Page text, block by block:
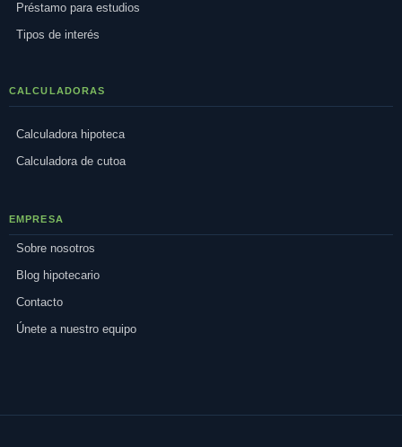
Préstamo para estudios
Tipos de interés
CALCULADORAS
Calculadora hipoteca
Calculadora de cutoa
EMPRESA
Sobre nosotros
Blog hipotecario
Contacto
Únete a nuestro equipo